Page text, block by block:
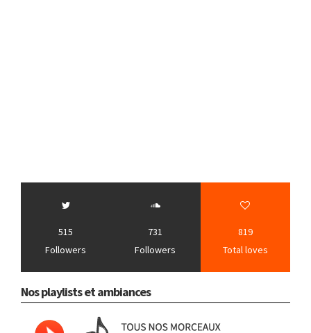
515
Followers
731
Followers
819
Total loves
Nos playlists et ambiances